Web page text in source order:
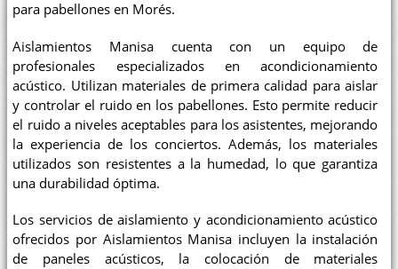
para pabellones en Morés.
Aislamientos Manisa cuenta con un equipo de
profesionales especializados en acondicionamiento
acústico. Utilizan materiales de primera calidad para aislar
y controlar el ruido en los pabellones. Esto permite reducir
el ruido a niveles aceptables para los asistentes, mejorando
la experiencia de los conciertos. Además, los materiales
utilizados son resistentes a la humedad, lo que garantiza
una durabilidad óptima.
Los servicios de aislamiento y acondicionamiento acústico
ofrecidos por Aislamientos Manisa incluyen la instalación
de paneles acústicos, la colocación de materiales